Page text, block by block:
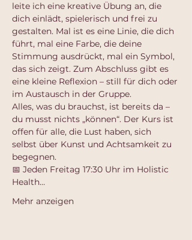
leite ich eine kreative Übung an, die
dich einlädt, spielerisch und frei zu
gestalten. Mal ist es eine Linie, die dich
führt, mal eine Farbe, die deine
Stimmung ausdrückt, mal ein Symbol,
das sich zeigt. Zum Abschluss gibt es
eine kleine Reflexion – still für dich oder
im Austausch in der Gruppe.
Alles, was du brauchst, ist bereits da –
du musst nichts „können“. Der Kurs ist
offen für alle, die Lust haben, sich
selbst über Kunst und Achtsamkeit zu
begegnen.
📅 Jeden Freitag 17:30 Uhr im Holistic
Health…
Mehr anzeigen